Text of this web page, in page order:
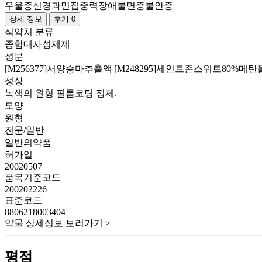
우울증신경과민집중력장애 불면증불안증
상세 정보 후기 0
식약처 분류
종합대사성제제
성분
[M256377]서양승마추출액|[M248295]세인트존스워트80%메탄
성상
녹색의 원형 필름코팅 정제.
모양
원형
전문/일반
일반의약품
허가일
20020507
품목기준코드
200202226
표준코드
8806218003404
약물 상세정보 보러가기 >
평점